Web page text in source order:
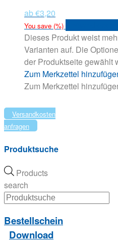
ab€3,20
You save (%)
Dieses Produkt weist
Varianten auf. Die
der Produktseite gewählt
Zum Merkzettel
Zum Merkzettel
Versandkosten
anfragen
Produktsuche
Products
search
Bestellschein
Download